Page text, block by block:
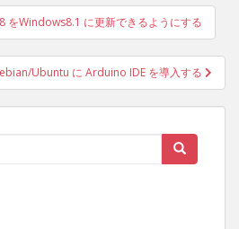
をWindows8.1 に更新できるようにする
Ubuntu に Arduino IDE を導入する